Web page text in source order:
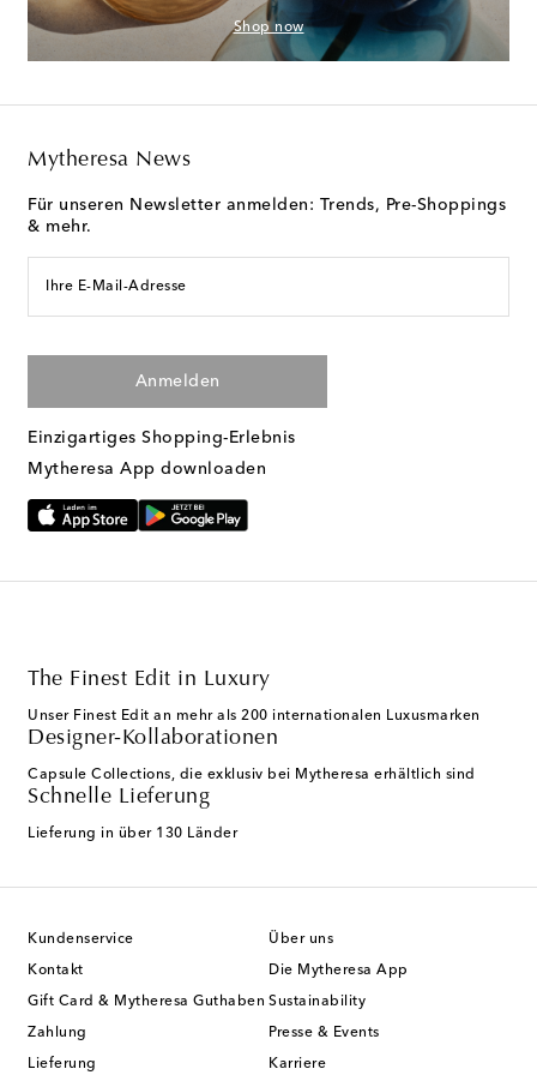
Shop now
Mytheresa News
Für unseren Newsletter anmelden: Trends, Pre-Shoppings
& mehr.
Ihre E-Mail-Adresse
Anmelden
Einzigartiges Shopping-Erlebnis
Mytheresa App downloaden
The Finest Edit in Luxury
Unser Finest Edit an mehr als 200 internationalen Luxusmarken
Designer-Kollaborationen
Capsule Collections, die exklusiv bei Mytheresa erhältlich sind
Schnelle Lieferung
Lieferung in über 130 Länder
Kundenservice
Kontakt
Gift Card & Mytheresa Guthaben
Zahlung
Lieferung
Über uns
Die Mytheresa App
Sustainability
Presse & Events
Karriere